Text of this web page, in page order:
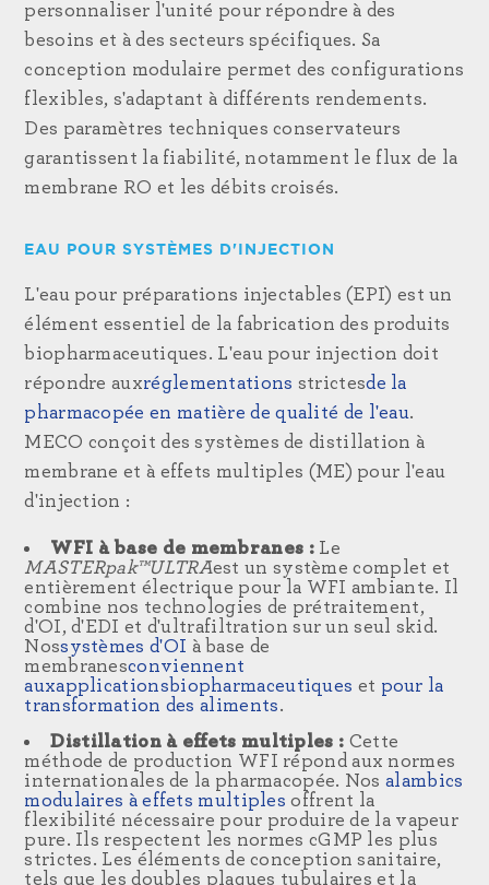
personnaliser l'unité pour répondre à des
besoins et à des secteurs spécifiques. Sa
conception modulaire permet des configurations
flexibles, s'adaptant à différents rendements.
Des paramètres techniques conservateurs
garantissent la fiabilité, notamment le flux de la
membrane RO et les débits croisés.
EAU POUR SYSTÈMES D'INJECTION
L'eau pour préparations injectables (EPI) est un
élément essentiel de la fabrication des produits
biopharmaceutiques. L'eau pour injection doit
répondre auxréglementations strictesde la
pharmacopée en matière de qualité de l'eau.
MECO conçoit des systèmes de distillation à
membrane et à effets multiples (ME) pour l'eau
d'injection :
WFI à base de membranes : Le
MASTERpak™ULTRAest un système complet et
entièrement électrique pour la WFI ambiante. Il
combine nos technologies de prétraitement,
d'OI, d'EDI et d'ultrafiltration sur un seul skid.
Nossystèmes d'OI à base de
membranesconviennent
auxapplicationsbiopharmaceutiques et pour la
transformation des aliments.
Distillation à effets multiples : Cette
méthode de production WFI répond aux normes
internationales de la pharmacopée. Nosalambics
modulaires à effets multiples offrent la
flexibilité nécessaire pour produire de la vapeur
pure. Ils respectent les normes cGMP les plus
strictes. Les éléments de conception sanitaire,
tels que les doubles plaques tubulaires et la